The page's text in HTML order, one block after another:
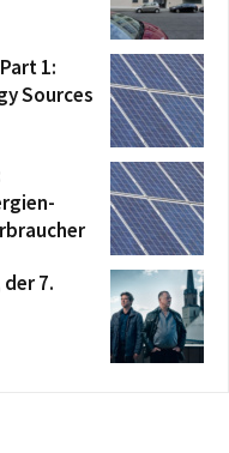
1:
Sources
7.